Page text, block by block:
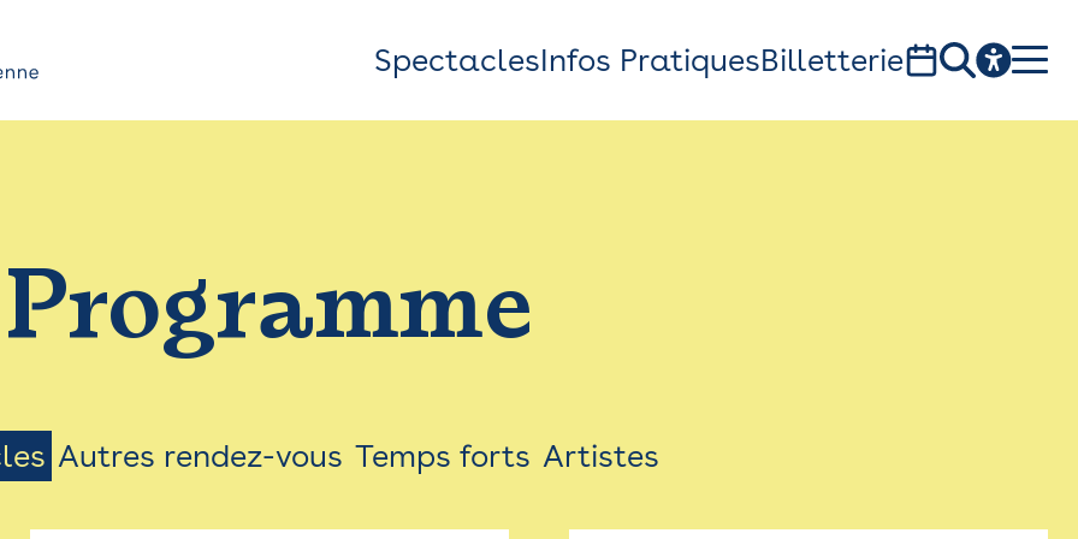
Top
Bar
Menu
SpectaclesInfos PratiquesBilletterie
1, av. du Chateau d'eau - 31300 Toulouse
Programme
Autres rendez-vous Temps forts Artistes